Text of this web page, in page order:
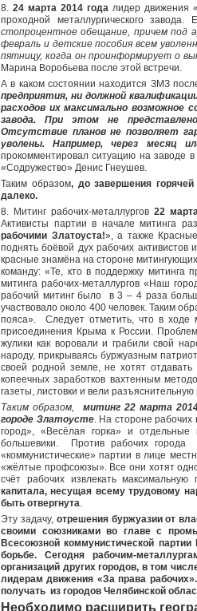
8. 24 марта 2014 года лидер движения
проходной металлургического
стопроцентное обещание, причем под
февраль и детские пособия всем
пятницу, когда он проинформирует о
Марина Воробьева после этой встречи.
А в каком состоянии находится ЗМЗ
предприятия, ни должной
расходов их максимально возможное
завода. При этом не
Отсутствие планов не позволяет
уволены. Например, через месяц
прокомментировал ситуацию на заводе
«Содружество» Денис Гнеушев.
Таким образом, до завершения
далеко.
8. Митинг рабочих-металлургов22
Активисты партии в начале митинга
рабочими Златоуста!», а также
поднять боёвой дух рабочих активистов
красные знамёна на стороне
команду: «Те, кто в поддержку митинга
митинга рабочих-металлургов «Наш
рабочий митинг было в 3 – 4 раза
участвовало около 400 человек. Таким
пояса». Следует отметить, что в ходе
присоединения Крыма к России.
жулики как воровали и грабили свой
народу, прикрываясь буржуазным
своей родной земле, не хотят
копеечных заработков вахтенным
газеты, листовки и вели
Таким образом,
митинг 22 марта
городе Златоусте. На стороне рабочих
город», «Весёлая горка» и отдельные
большевики. Против рабочих города
«коммунистические» партии в лице
«жёлтые профсоюзы». Все они хотят
счёт рабочих извлекать
капитала, несущая всему трудовому
быть отвергнута.
Эту задачу, отрешения буржуазии от
своими союзниками во главе с
Всесоюзной коммунистической
борьбе. Сегодня рабочим-
организаций других городов, в том
лидерам движения «За права
получать из городов Челябинской
Необходимо расширить